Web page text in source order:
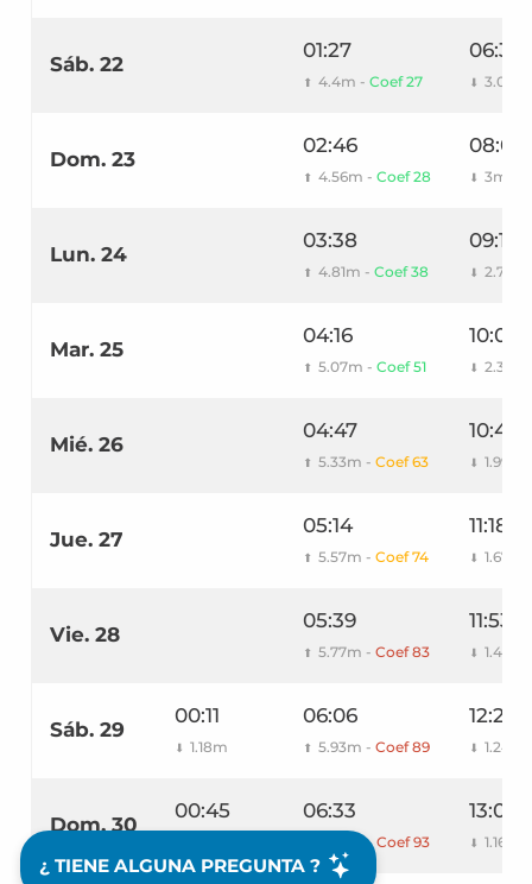
Sáb. 22
01:27
⬆ 4.4m - Coef 27
06:36
⬇ 3.06m
Dom. 23
02:46
⬆ 4.56m - Coef 28
08:06
⬇ 3m
Lun. 24
03:38
⬆ 4.81m - Coef 38
09:14
⬇ 2.71m
Mar. 25
04:16
⬆ 5.07m - Coef 51
10:02
⬇ 2.34m
Mié. 26
04:47
⬆ 5.33m - Coef 63
10:41
⬇ 1.99m
Jue. 27
05:14
⬆ 5.57m - Coef 74
11:18
⬇ 1.67m
Vie. 28
05:39
⬆ 5.77m - Coef 83
11:53
⬇ 1.41m
Sáb. 29
00:11
⬇ 1.18m
06:06
⬆ 5.93m - Coef 89
12:26
⬇ 1.24m
Dom. 30
00:45 06:33
6.02m - Coef 93
13:00
⬇ 1.16m
¿ TIENE ALGUNA PREGUNTA ?